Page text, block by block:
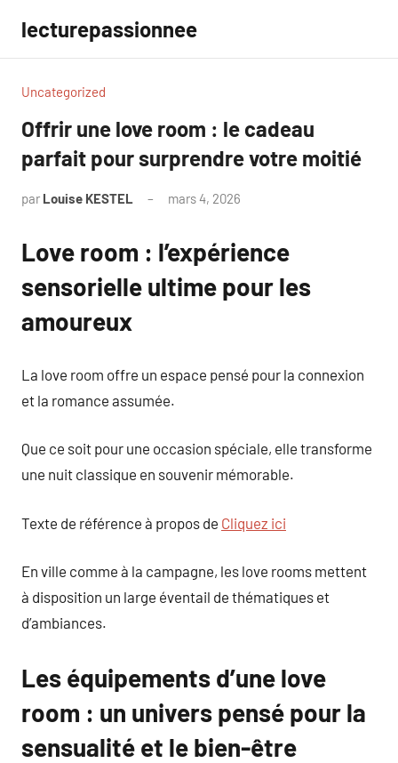
contenu
lecturepassionnee
Uncategorized
Offrir une love room : le cadeau
parfait pour surprendre votre moitié
par Louise KESTEL mars 4, 2026
Love room : l’expérience
sensorielle ultime pour les
amoureux
La love room offre un espace pensé pour la connexion
et la romance assumée.
Que ce soit pour une occasion spéciale, elle transforme
une nuit classique en souvenir mémorable.
Texte de référence à propos de Cliquez ici
En ville comme à la campagne, les love rooms mettent
à disposition un large éventail de thématiques et
d’ambiances.
Les équipements d’une love
room : un univers pensé pour la
sensualité et le bien-être